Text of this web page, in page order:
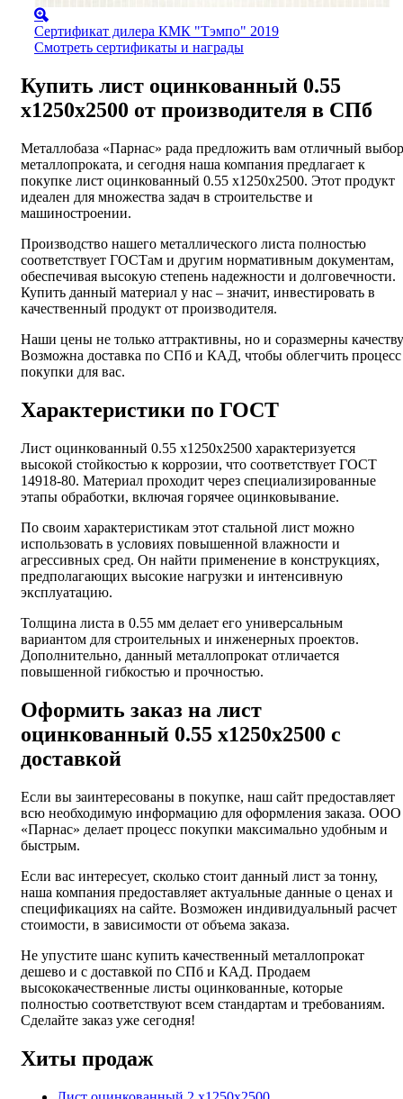
Сертификат дилера КМК "Тэмпо" 2019
Смотреть сертификаты и награды
Купить лист оцинкованный 0.55
х1250х2500 от производителя в СПб
Металлобаза «Парнас» рада предложить вам отличный выбор
металлопроката, и сегодня наша компания предлагает к
покупке лист оцинкованный 0.55 х1250х2500. Этот продукт
идеален для множества задач в строительстве и
машиностроении.
Производство нашего металлического листа полностью
соответствует ГОСТам и другим нормативным документам,
обеспечивая высокую степень надежности и долговечности.
Купить данный материал у нас – значит, инвестировать в
качественный продукт от производителя.
Наши цены не только аттрактивны, но и соразмерны
Возможна доставка по СПб и КАД, чтобы облегчить процесс
покупки для вас.
Характеристики по ГОСТ
Лист оцинкованный 0.55 х1250х2500 характеризуется
высокой стойкостью к коррозии, что соответствует ГОСТ
14918-80. Материал проходит через специализированные
этапы обработки, включая горячее оцинковывание.
По своим характеристикам этот стальной лист можно
использовать в условиях повышенной влажности и
агрессивных сред. Он найти применение в конструкциях,
предполагающих высокие нагрузки и интенсивную
эксплуатацию.
Толщина листа в 0.55 мм делает его универсальным
вариантом для строительных и инженерных проектов.
Дополнительно, данный металлопрокат отличается
повышенной гибкостью и прочностью.
Оформить заказ на лист
оцинкованный 0.55 х1250х2500 с
доставкой
Если вы заинтересованы в покупке, наш сайт предоставляет
всю необходимую информацию для оформления заказа. ООО
«Парнас» делает процесс покупки максимально удобным и
быстрым.
Если вас интересует, сколько стоит данный лист за тонну,
наша компания предоставляет актуальные данные о ценах и
спецификациях на сайте. Возможен индивидуальный расчет
стоимости, в зависимости от объема заказа.
Не упустите шанс купить качественный металлопрокат
дешево и с доставкой по СПб и КАД. Продаем
высококачественные листы оцинкованные, которые
полностью соответствуют всем стандартам и требованиям.
Сделайте заказ уже сегодня!
Хиты продаж